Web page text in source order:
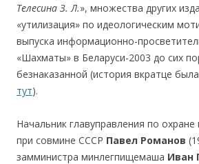
Телесина З. Л.», множества других
«утилизация» по идеологическим
выпуска информационно-
«Шахматы» в Беларуси-2003 до сих
безнаказанной (история вкратце
тут).
Начальник главуправления по охране
при совмине СССР Павел Романов
замминистра минлегпищемаша Иван